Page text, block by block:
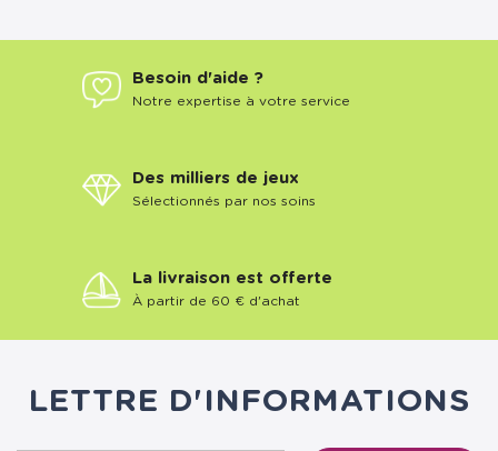
Besoin d'aide ?
Notre expertise à votre service
Des milliers de jeux
Sélectionnés par nos soins
La livraison est offerte
À partir de 60 € d'achat
LETTRE D'INFORMATIONS